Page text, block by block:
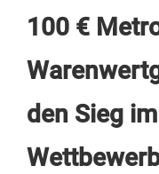
100 €
den Sieg